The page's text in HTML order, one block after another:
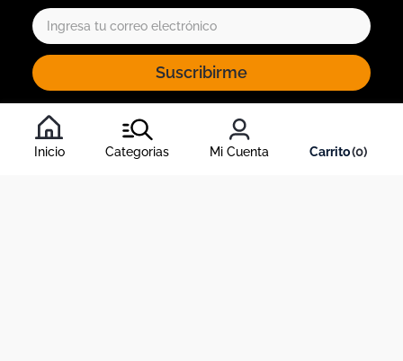
Inicio Categorias Mi Cuenta 0
Suscribirme
Al inscribirte al newsletter, aceptas nuestros
condiciones
, y nuestrapolítica de tratamiento de información